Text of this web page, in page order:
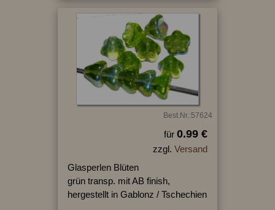
Best.Nr.:57624
für 0.99 €
zzgl. Versand
Glasperlen Blüten
grün transp. mit AB finish,
hergestellt in Gablonz / Tschechien